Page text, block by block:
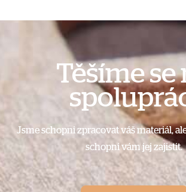
Těšíme se
Jsme schopni zpracovat váš materiál,
schopni vám jej zajistit.